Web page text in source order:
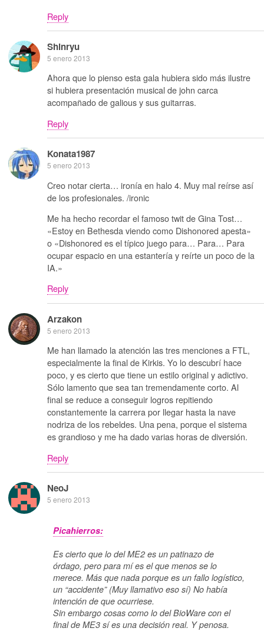
Reply
Shinryu
5 enero 2013
Ahora que lo pienso esta gala hubiera sido más ilustre
si hubiera presentación musical de john carca
acompañado de galious y sus guitarras.
Reply
Konata1987
5 enero 2013
Creo notar cierta… ironía en halo 4. Muy mal reírse así
de los profesionales. /ironic
Me ha hecho recordar el famoso twit de Gina Tost…
«Estoy en Bethesda viendo como Dishonored apesta»
o «Dishonored es el típico juego para… Para… Para
ocupar espacio en una estantería y reírte un poco de la
IA.»
Reply
Arzakon
5 enero 2013
Me han llamado la atención las tres menciones a FTL,
especialmente la final de Kirkis. Yo lo descubrí hace
poco, y es cierto que tiene un estilo original y adictivo.
Sólo lamento que sea tan tremendamente corto. Al
final se reduce a conseguir logros repitiendo
constantemente la carrera por llegar hasta la nave
nodriza de los rebeldes. Una pena, porque el sistema
es grandioso y me ha dado varias horas de diversión.
Reply
NeoJ
5 enero 2013
Picahierros:
Es cierto que lo del ME2 es un patinazo de
órdago, pero para mí es el que menos se lo
merece. Más que nada porque es un fallo logístico,
un “accidente” (Muy llamativo eso sí) No había
intención de que ocurriese.
Sin embargo cosas como lo del BioWare con el
final de ME3 sí es una decisión real. Y penosa.